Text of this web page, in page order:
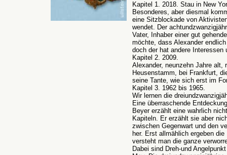
Kapitel 1. 2018. Stau in New
Besonderes, aber diesmal
eine Sitzblockade von
wendet. Der
Vater, Inhaber einer gut
möchte, dass Alexander
doch der hat andere Interessen
Kapitel 2. 2009.
Alexander, neunzehn Jahre alt,
Heusenstamm, bei Frankfurt,
seine Tante, wie sich erst im
Kapitel 3. 1962 bis 1965.
Wir lernen die
Eine überraschende
Beyer erzählt eine wahrlich
Kapiteln. Er erzählt sie aber
zwischen Gegenwart und den
her. Erst allmählich ergeben
versteht man die ganze
Dabei sind Dreh-und